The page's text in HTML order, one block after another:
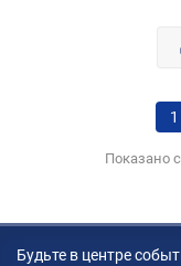
1
Показано
Будьте в центре